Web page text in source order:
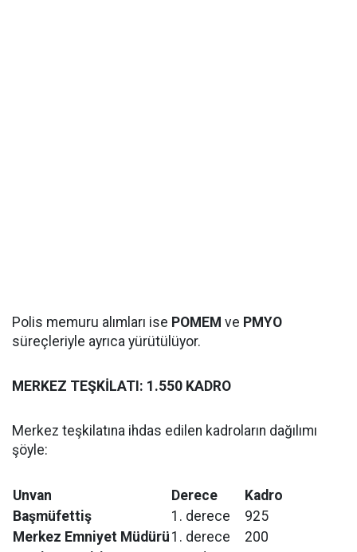
Polis memuru alımları ise POMEM ve PMYO
süreçleriyle ayrıca yürütülüyor.
MERKEZ TEŞKİLATI: 1.550 KADRO
Merkez teşkilatına ihdas edilen kadroların dağılımı
şöyle:
Unvan Derece
Kadro
Başmüfettiş
1. derece
925
Merkez Emniyet Müdürü 1. derece
200